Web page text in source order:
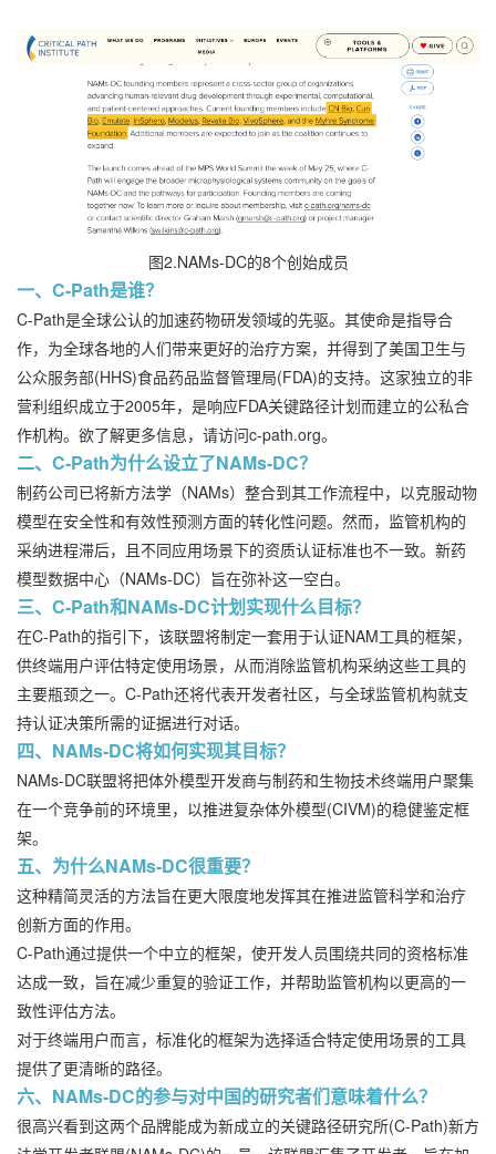
图2.NAMs-DC的8个创始成员
一、C-Path是谁？
C-Path是全球公认的加速药物研发领域的先驱。其使命是指导合
作，为全球各地的人们带来更好的治疗方案，并得到了美国卫生与
公众服务部(HHS)食品药品监督管理局(FDA)的支持。这家独立的非
营利组织成立于2005年，是响应FDA关键路径计划而建立的公私合
作机构。欲了解更多信息，请访问c-path.org。
二、C-Path为什么设立了NAMs-DC？
制药公司已将新方法学（NAMs）整合到其工作流程中，以克服动物
模型在安全性和有效性预测方面的转化性问题。然而，监管机构的
采纳进程滞后，且不同应用场景下的资质认证标准也不一致。新药
模型数据中心（NAMs-DC）旨在弥补这一空白。
三、C-Path和NAMs-DC计划实现什么目标？
在C-Path的指引下，该联盟将制定一套用于认证NAM工具的框架，
供终端用户评估特定使用场景，从而消除监管机构采纳这些工具的
主要瓶颈之一。C-Path还将代表开发者社区，与全球监管机构就支
持认证决策所需的证据进行对话。
四、NAMs-DC将如何实现其目标？
NAMs-DC联盟将把体外模型开发商与制药和生物技术终端用户聚集
在一个竞争前的环境里，以推进复杂体外模型(CIVM)的稳健鉴定框
架。
五、为什么NAMs-DC很重要？
这种精简灵活的方法旨在更大限度地发挥其在推进监管科学和治疗
创新方面的作用。
C-Path通过提供一个中立的框架，使开发人员围绕共同的资格标准
达成一致，旨在减少重复的验证工作，并帮助监管机构以更高的一
致性评估方法。
对于终端用户而言，标准化的框架为选择适合特定使用场景的工具
提供了更清晰的路径。
六、NAMs-DC的参与对中国的研究者们意味着什么？
很高兴看到这两个品牌能成为新成立的关键路径研究所(C-Path)新方